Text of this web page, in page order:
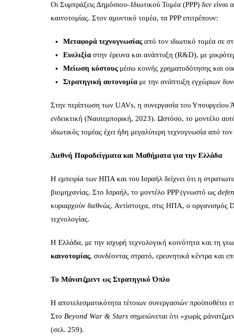
Οι Συμπράξεις Δημόσιου–Ιδιωτικού Τομέα (PPP) δεν
καινοτομίας. Στον αμυντικό τομέα, τα PPP επιτρέπουν:
Μεταφορά τεχνογνωσίαςαπό τον ιδιωτικό τομέα σε
Ευελιξίαστην έρευνα και ανάπτυξη (R&D), με
Μείωση κόστουςμέσω κοινής χρηματοδότησης και
Στρατηγική αυτονομίαμε την ανάπτυξη εγχώριων
Στην περίπτωση των UAVs, η συνεργασία του Υπουργείου
ενδεικτική (Ναυτεμπορική, 2023). Ωστόσο, το μοντέλο
ιδιωτικός τομέας έχει ήδη μεγαλύτερη τεχνογνωσία από
Διεθνή Παραδείγματα και Μαθήματα για την Ελλάδα
Η εμπειρία των ΗΠΑ και του Ισραήλ δείχνει ότι η
βιομηχανίας. Στο Ισραήλ, το μοντέλο PPP (γνωστό ως
κυριαρχούν διεθνώς. Αντίστοιχα, στις ΗΠΑ, ο οργανισμός
τεχνολογίας.
Η Ελλάδα, με την ισχυρή τεχνολογική κοινότητα και τη
καινοτομίας, συνδέοντας στρατό, ερευνητικά κέντρα και
Το Μάνατζμεντ ως Στρατηγικό Όπλο
Η αποτελεσματικότητα τέτοιων συνεργασιών προϋποθέτει
Στο Beyond War & Stars σημειώνεται ότι «χωρίς
(σελ. 259).